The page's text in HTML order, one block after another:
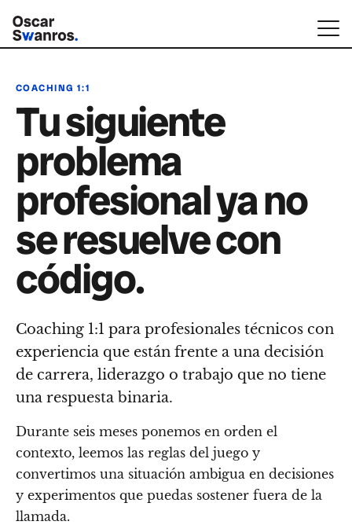
COACHING 1:1
Tu siguiente
problema
profesional ya no
se resuelve con
código.
Coaching 1:1 para profesionales técnicos con
experiencia que están frente a una decisión
de carrera, liderazgo o trabajo que no tiene
una respuesta binaria.
Durante seis meses ponemos en orden el
contexto, leemos las reglas del juego y
convertimos una situación ambigua en decisiones
y experimentos que puedas sostener fuera de la
llamada.